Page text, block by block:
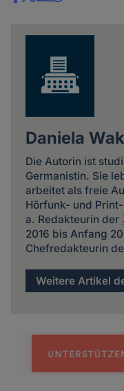
Share
Daniela
Die Autorin ist
Germanistin. Sie
arbeitet als freie
Hörfunk- und
a. Redakteurin der
2016 bis Anfang
Chefredakteurin
Weitere Artikel